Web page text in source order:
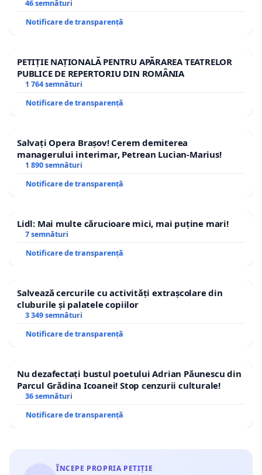
46 semnături
Notificare de transparență
PETIȚIE NAȚIONALĂ PENTRU APĂRAREA TEATRELOR
PUBLICE DE REPERTORIU DIN ROMÂNIA
1 764 semnături
Notificare de transparență
Salvați Opera Brașov! Cerem demiterea
managerului interimar, Petrean Lucian-Marius!
1 890 semnături
Notificare de transparență
Lidl: Mai multe cărucioare mici, mai puține mari!
7 semnături
Notificare de transparență
Salvează cercurile cu activități extrașcolare din
cluburile și palatele copiilor
3 349 semnături
Notificare de transparență
Nu dezafectați bustul poetului Adrian Păunescu din
Parcul Grădina Icoanei! Stop cenzurii culturale!
36 semnături
Notificare de transparență
ÎNCEPE PROPRIA PETIȚIE